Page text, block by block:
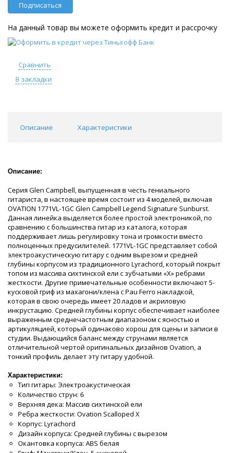
Подписаться
На данный товар вы можете оформить кредит и рассрочку
Сравнить
В закладки
Описание Характеристики
Описание:
Серия Glen Campbell, выпущенная в честь гениального
гитариста, в настоящее время состоит из 4 моделей, включая
OVATION 1771VL-1GC Glen Campbell Legend Signature Sunburst.
Данная линейка выделяется более простой электроникой, по
сравнению с большинства гитар из каталога, которая
поддерживает лишь регулировку тона и громкости вместо
полноценных предусилителей. 1771VL-1GC представляет собой
электроакустическую гитару с одним вырезом и средней
глубины корпусом из традиционного Lyrachord, который покрыт
топом из массива сихтинской ели с зубчатыми «Х» ребрами
жесткости. Другие примечательные особенности включают 5-
кусковой гриф из махагони/клена с Pau Ferro накладкой,
которая в свою очередь имеет 20 ладов и акриловую
инкрустацию. Средней глубины корпус обеспечивает наиболее
выраженным среднечастотным диапазоном с ясностью и
артикуляцией, который одинаково хорош для сцены и записи в
студии. Выдающийся баланс между струнами является
отличительной чертой оригинальных дизайнов Ovation, а
тонкий профиль делает эту гитару удобной.
Характеристики:
Тип гитары: Электроакустическая
Количество струн: 6
Верхняя дека: Массив сихтинской ели
Ребра жесткости: Ovation Scalloped X
Корпус: Lyrachord
Дизайн корпуса: Средней глубины с вырезом
Окантовка корпуса: ABS белая